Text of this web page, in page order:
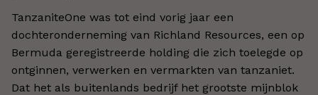
TanzaniteOne was tot eind vorig jaar een
dochteronderneming van Richland Resources, een op
Bermuda geregistreerde holding die zich toelegde op
ontginnen, verwerken en vermarkten van tanzaniet.
Dat het als buitenlands bedrijf het grootste mijnblok